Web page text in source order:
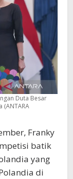
Duta Besar
(ANTARA
Franky
batik
yang
di